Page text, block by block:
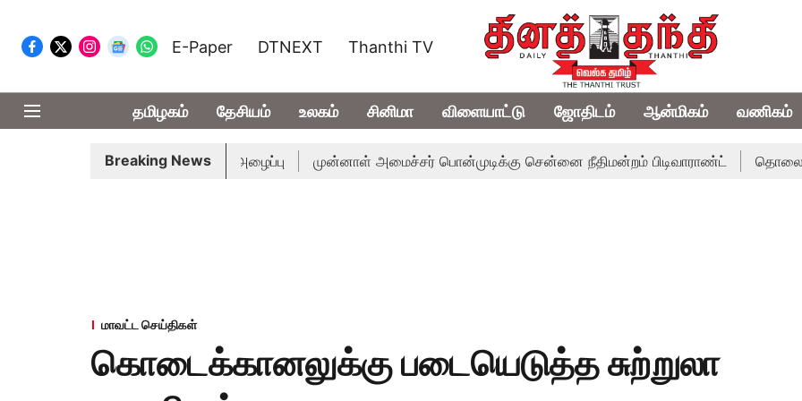
E-Paper DTNEXT Thanthi TV
தமிழகம் தேசியம் உலகம் சினிமா விளையாட்டு ஜோதிடம் ஆன்மிகம் வணிகம்
Breaking News
முதல்-அமைச்சர் விஜய் அழைப்பு முன்னாள் அமைச்சர் பொன்முடிக்கு சென்னை நீதிமன்றம் பிடிவாராண்ட் தொலைநோக்கு
மாவட்ட செய்திகள்
கொடைக்கானலுக்கு படையெடுத்த சுற்றுலா